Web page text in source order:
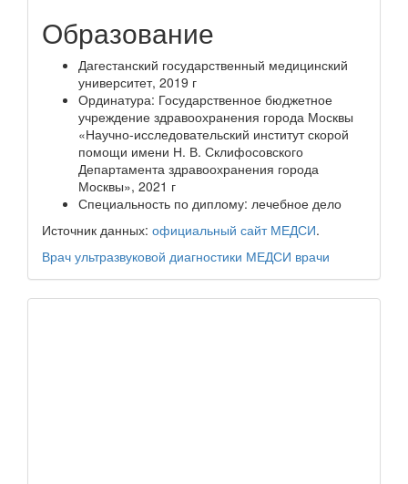
Образование
Дагестанский государственный медицинский
университет, 2019 г
Ординатура: Государственное бюджетное
учреждение здравоохранения города Москвы
«Научно-исследовательский институт скорой
помощи имени Н. В. Склифосовского
Департамента здравоохранения города
Москвы», 2021 г
Специальность по диплому: лечебное дело
Источник данных: официальный сайт МЕДСИ.
Врач ультразвуковой диагностики МЕДСИ врачи